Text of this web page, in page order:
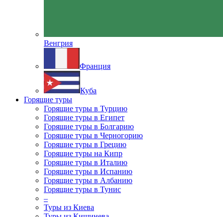
Венгрия
Франция
Куба
Горящие туры
Горящие туры в Турцию
Горящие туры в Египет
Горящие туры в Болгарию
Горящие туры в Черногорию
Горящие туры в Грецию
Горящие туры на Кипр
Горящие туры в Италию
Горящие туры в Испанию
Горящие туры в Албанию
Горящие туры в Тунис
–
Туры из Киева